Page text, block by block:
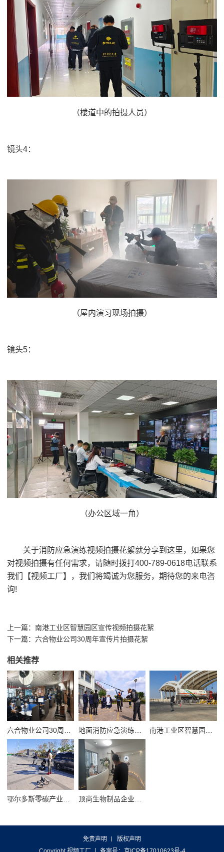
（楼道中的拍摄人员）
镜头4：
（屋内演习现场拍摄）
镜头5：
（办公区域一角）
关于消防应急演练视频拍摄花絮就分享到这里，如果您
对视频拍摄有任何需求，请随时拨打400-789-0618电话联系
我们【视频工厂】，我们将竭诚为您服务，期待您的来电咨
询!
上一篇： 南港工业区智慧园区宣传视频拍摄花絮
下一篇： 六合物业公司30周年宣传片拍摄花絮
相关推荐
免责声明
版权声明